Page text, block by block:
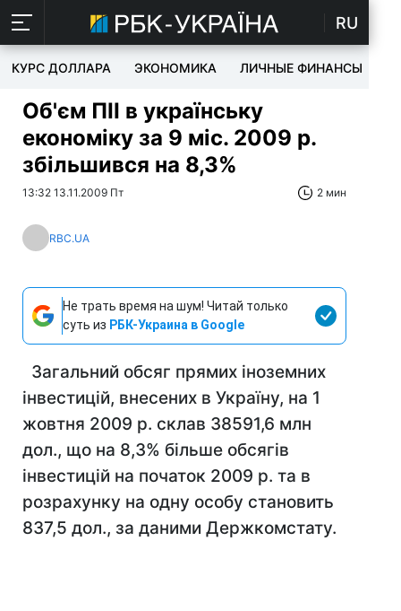
RU
КУРС ДОЛЛАРА ЭКОНОМИКА ЛИЧНЫЕ ФИНАНСЫ
Об'єм ПІІ в українську
економіку за 9 міс. 2009 р.
збільшився на 8,3%
13:32 13.11.2009 Пт 2 мин
RBC.UA
Не трать время на шум! Читай только
суть из РБК-Украина в Google
Загальний обсяг прямих іноземних
інвестицій, внесених в Україну, на 1
жовтня 2009 р. склав 38591,6 млн
дол., що на 8,3% більше обсягів
інвестицій на початок 2009 р. та в
розрахунку на одну особу становить
837,5 дол., за даними Держкомстату.